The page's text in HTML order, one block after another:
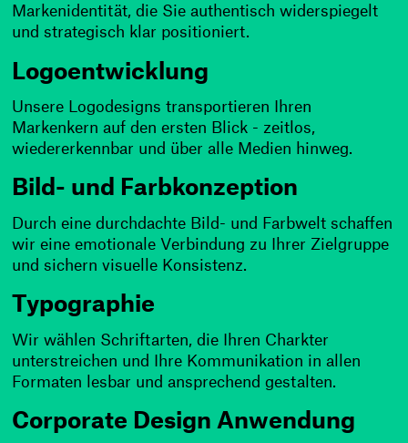
Markenidentität, die Sie authentisch widerspiegelt
und strategisch klar positioniert.
Logoentwicklung
Unsere Logodesigns transportieren Ihren
Markenkern auf den ersten Blick - zeitlos,
wiedererkennbar und über alle Medien hinweg.
Bild- und Farbkonzeption
Durch eine durchdachte Bild- und Farbwelt schaffen
wir eine emotionale Verbindung zu Ihrer Zielgruppe
und sichern visuelle Konsistenz.
Typographie
Wir wählen Schriftarten, die Ihren Charkter
unterstreichen und Ihre Kommunikation in allen
Formaten lesbar und ansprechend gestalten.
Corporate Design Anwendung